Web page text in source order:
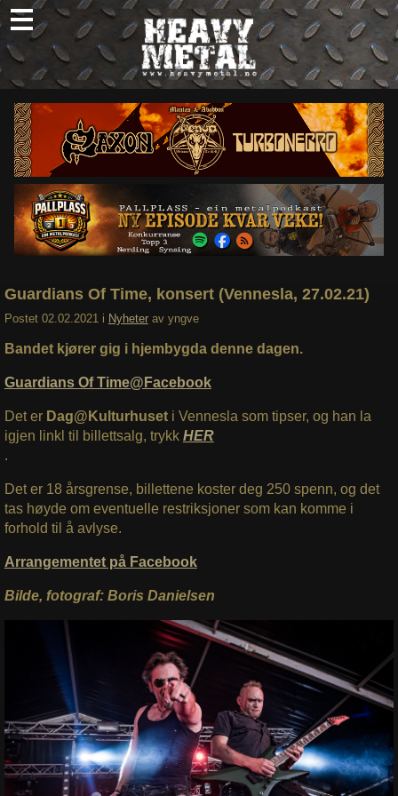
Skip
to
content
Nyheter
Omtaler
Intervjuer
Om oss
Abonner
Søk
Guardians Of Time, konsert (Vennesla, 27.02.21)
Postet 02.02.2021 i Nyheter av yngve
Bandet kjører gig i hjembygda denne dagen.
Guardians Of Time@Facebook
Det erDag@Kulturhuseti Vennesla som tipser, og han la
igjen linkl til billettsalg, trykk HER
.
Det er 18 årsgrense, billettene koster deg 250 spenn, og det
tas høyde om eventuelle restriksjoner som kan komme i
forhold til å avlyse.
Arrangementet på Facebook
Bilde, fotograf: Boris Danielsen